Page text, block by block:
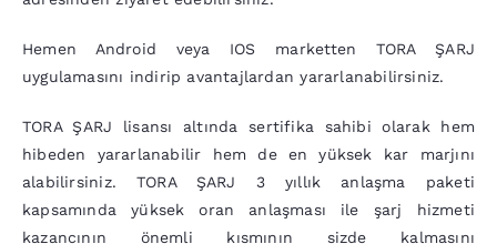
Hemen Android veya IOS marketten TORA ŞARJ
uygulamasını indirip avantajlardan yararlanabilirsiniz.
TORA ŞARJ lisansı altında sertifika sahibi olarak hem
hibeden yararlanabilir hem de en yüksek kar marjını
alabilirsiniz. TORA ŞARJ 3 yıllık anlaşma paketi
kapsamında yüksek oran anlaşması ile şarj hizmeti
kazancının önemli kısmının sizde kalmasını